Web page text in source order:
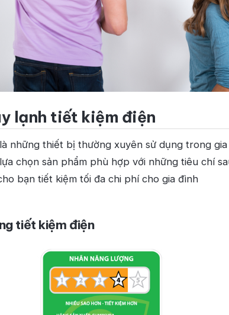
lạnh tiết kiệm điện
những thiết bị thường xuyên sử dụng trong
chọn sản phẩm phù hợp với những tiêu chí
bạn tiết kiệm tối đa chi phí cho gia đình
tiết kiệm điện